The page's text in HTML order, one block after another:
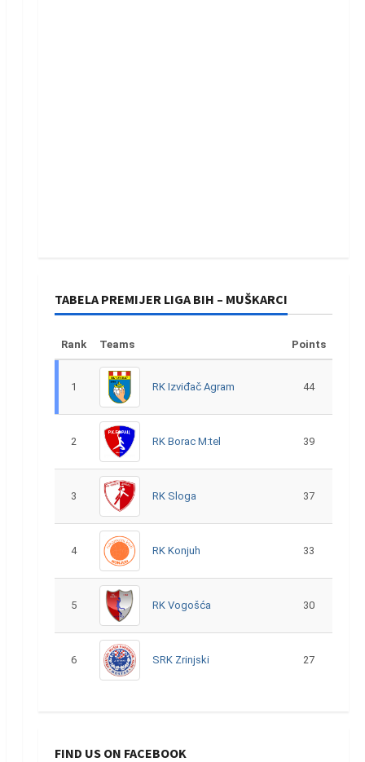
TABELA PREMIJER LIGA BIH – MUŠKARCI
Rank Teams Points
1 RK Izviđač Agram 44
2 RK Borac M:tel 39
3 RK Sloga 37
4 RK Konjuh 33
5 RK Vogošća 30
6 SRK Zrinjski 27
FIND US ON FACEBOOK